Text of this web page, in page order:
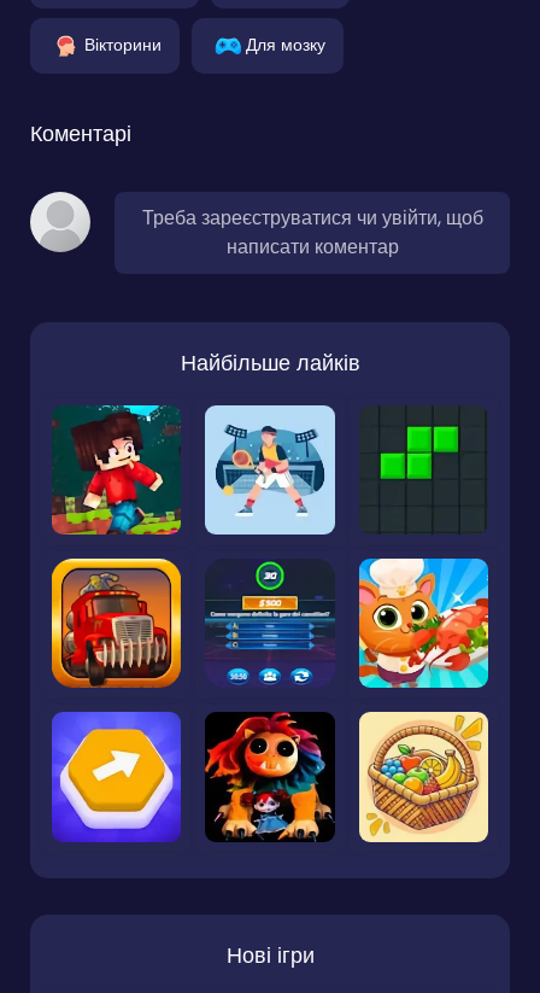
Вікторини Для мозку
Коментарі
Треба зареєструватися чи увійти, щоб
написати коментар
Найбільше лайків
Нові ігри